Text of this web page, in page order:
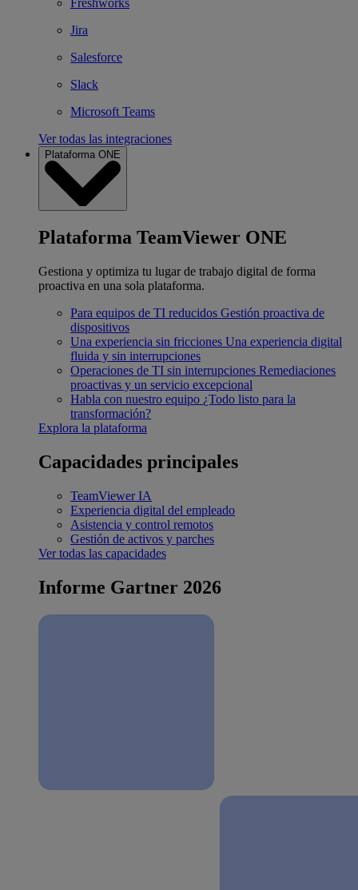
Freshworks
Jira
Salesforce
Slack
Microsoft Teams
Ver todas las integraciones
Plataforma ONE
Plataforma TeamViewer ONE
Gestiona y optimiza tu lugar de trabajo digital de forma
proactiva en una sola plataforma.
Para equipos de TI reducidos Gestión proactiva de
dispositivos
Una experiencia sin fricciones Una experiencia digital
fluida y sin interrupciones
Operaciones de TI sin interrupciones Remediaciones
proactivas y un servicio excepcional
Habla con nuestro equipo ¿Todo listo para la
transformación?
Explora la plataforma
Capacidades principales
TeamViewer IA
Experiencia digital del empleado
Asistencia y control remotos
Gestión de activos y parches
Ver todas las capacidades
Informe Gartner 2026